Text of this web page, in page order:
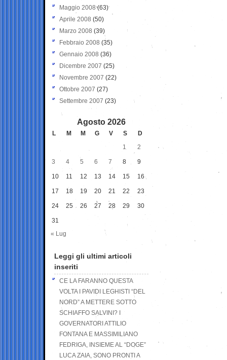
Maggio 2008(63)
Aprile 2008 (50)
Marzo 2008 (39)
Febbraio 2008 (35)
Gennaio 2008 (36)
Dicembre 2007 (25)
Novembre 2007 (22)
Ottobre 2007 (27)
Settembre 2007 (23)
Agosto 2026
L M M G V S
D
1
2
3 4 5 6 7 8 9
10 11 12 13 14 15 16
17 18 19 20 21 22 23
24 25 26 27 28 29 30
31
« Lug
Leggi gli ultimi articoli
inseriti
CE LA FARANNO QUESTA
VOLTA I PAVIDI LEGHISTI “DEL
NORD” A METTERE SOTTO
SCHIAFFO SALVINI? I
GOVERNATORI ATTILIO
FONTANA E MASSIMILIANO
FEDRIGA, INSIEME AL “DOGE”
LUCA ZAIA, SONO PRONTI A